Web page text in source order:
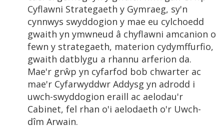
Cyflawni Strategaeth y Gymraeg, sy'n
cynnwys swyddogion y mae eu cylchoedd
gwaith yn ymwneud â chyflawni amcanion o
fewn y strategaeth, materion cydymffurfio,
gwaith datblygu a rhannu arferion da.
Mae'r grŵp yn cyfarfod bob chwarter ac
mae'r Cyfarwyddwr Addysg yn adrodd i
uwch-swyddogion eraill ac aelodau'r
Cabinet, fel rhan o'i aelodaeth o'r Uwch-
dîm Arwain.